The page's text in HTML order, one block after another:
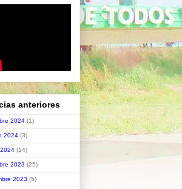
anteriores
2024 (1)
2024 (3)
(14)
2023 (25)
2023 (5)